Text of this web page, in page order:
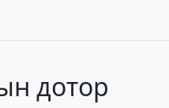
дотор